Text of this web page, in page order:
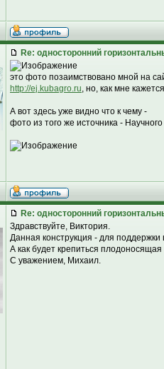
Re: односторонний
это фото позаимствовано мной на
http://ej.kubagro.ru, но, как мне
А вот здесь уже видно что к чему -
фото из того же источника -
Re: односторонний
Здравствуйте, Виктория.
Данная конструкция - для
А как будет крепиться плодоносящая
С уважением, Михаил.